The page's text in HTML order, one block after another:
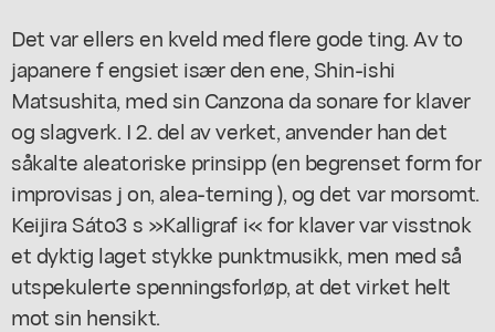
Det var ellers en kveld med flere gode ting. Av to
japanere f engsiet især den ene, Shin-ishi
Matsushita, med sin Canzona da sonare for klaver
og slagverk. I 2. del av verket, anvender han det
såkalte aleatoriske prinsipp (en begrenset form for
improvisas j on, alea-terning ), og det var morsomt.
Keijira Sáto3 s »Kalligraf i« for klaver var visstnok
et dyktig laget stykke punktmusikk, men med så
utspekulerte spenningsforløp, at det virket helt
mot sin hensikt.